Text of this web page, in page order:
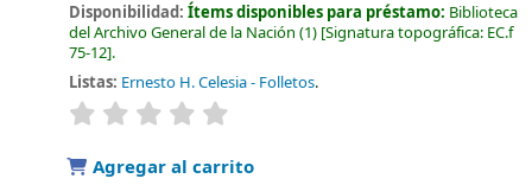
Disponibilidad:Ítems disponibles para préstamo: Biblioteca
del Archivo General de la Nación (1) Signatura topográfica: EC.f
75-12 .
Listas: Ernesto H. Celesia - Folletos.
valoración
Agregar al carrito